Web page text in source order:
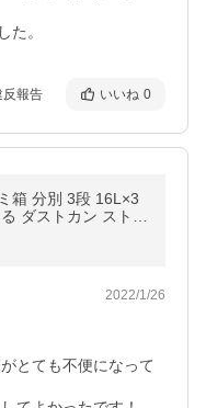
た。
反報告 いいね 0
箱 分別 3段 16L×3
ダストカン ストッ
リサイクル
2022/1/26
とても不便になって